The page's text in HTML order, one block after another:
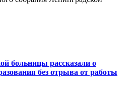
больницы рассказали о
без отрыва от работы